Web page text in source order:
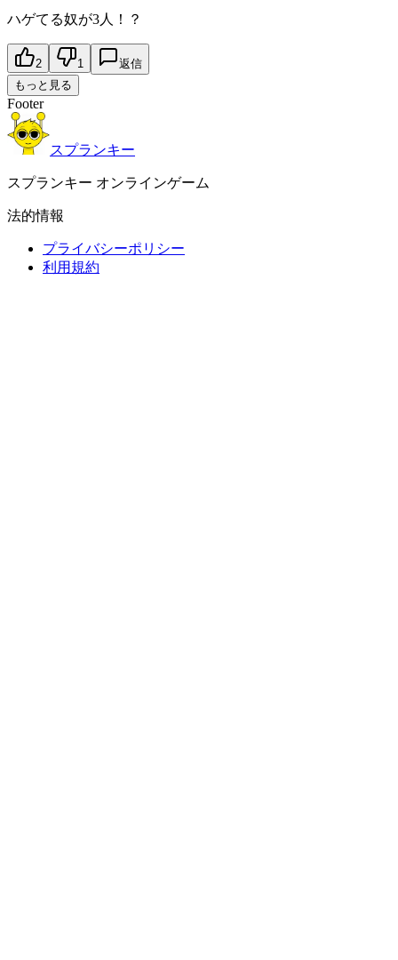
ハゲてる奴が3人！？
2 1
返信
もっと見る
Footer
スプランキー
スプランキー オンラインゲーム
法的情報
プライバシーポリシー
利用規約